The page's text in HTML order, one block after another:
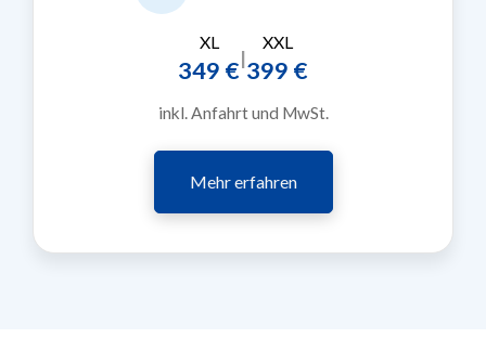
XL
349 €|
XXL
399 €
inkl. Anfahrt und MwSt.
Mehr erfahren